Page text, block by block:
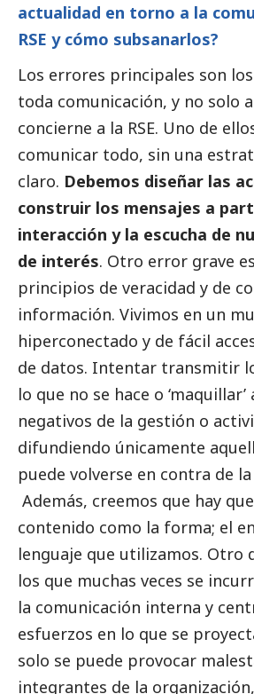
actualidad en torno a la
RSE y cómo subsanarlos?
Los errores principales son
toda comunicación, y no solo
concierne a la RSE. Uno de
comunicar todo, sin una
claro. Debemos diseñar las
construir los mensajes a
interacción y la escucha de
de interés. Otro error grave
principios de veracidad y de
información. Vivimos en un
hiperconectado y de fácil
de datos. Intentar transmitir
lo que no se hace o
negativos de la gestión o
difundiendo únicamente
puede volverse en contra de
Además, creemos que hay
contenido como la forma; el
lenguaje que utilizamos. Otro
los que muchas veces se
la comunicación interna y
esfuerzos en lo que se
solo se puede provocar
integrantes de la